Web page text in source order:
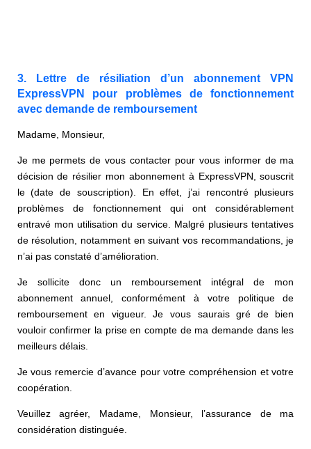
3. Lettre de résiliation d’un abonnement VPN
ExpressVPN pour problèmes de fonctionnement
avec demande de remboursement
Madame, Monsieur,
Je me permets de vous contacter pour vous informer de ma
décision de résilier mon abonnement à ExpressVPN, souscrit
le (date de souscription). En effet, j’ai rencontré plusieurs
problèmes de fonctionnement qui ont considérablement
entravé mon utilisation du service. Malgré plusieurs tentatives
de résolution, notamment en suivant vos recommandations, je
n’ai pas constaté d’amélioration.
Je sollicite donc un remboursement intégral de mon
abonnement annuel, conformément à votre politique de
remboursement en vigueur. Je vous saurais gré de bien
vouloir confirmer la prise en compte de ma demande dans les
meilleurs délais.
Je vous remercie d’avance pour votre compréhension et votre
coopération.
Veuillez agréer, Madame, Monsieur, l’assurance de ma
considération distinguée.